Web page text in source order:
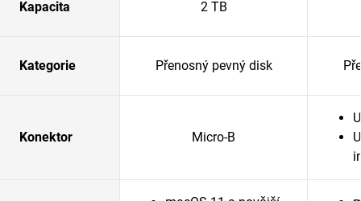
Kapacita 2 TB
Kategorie Přenosný pevný disk
Konektor Micro-B